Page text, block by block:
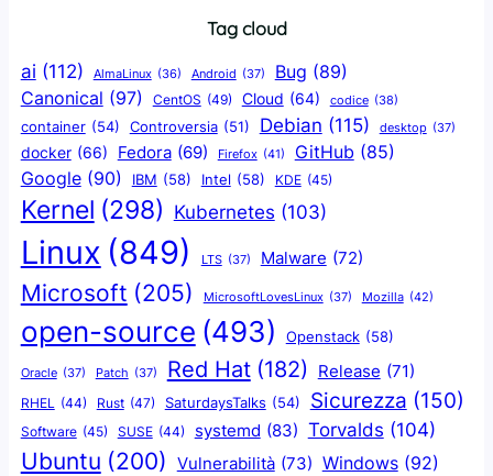
Tag cloud
ai (112) AlmaLinux (36) Android (37) Bug (89)
Canonical (97) CentOS (49) Cloud (64) codice (38)
container (54) Controversia (51) Debian (115) desktop (37)
docker (66) Fedora (69) Firefox (41) GitHub (85)
Google (90) IBM (58) Intel (58) KDE (45)
Kernel (298) Kubernetes (103)
Linux (849) LTS (37) Malware (72)
Microsoft (205) MicrosoftLovesLinux (37) Mozilla (42)
open-source (493) Openstack (58)
Oracle (37) Patch (37) Red Hat (182) Release (71)
RHEL (44) Rust (47) SaturdaysTalks (54) Sicurezza (150)
Software (45) SUSE (44) systemd (83) Torvalds (104)
Ubuntu (200) Vulnerabilità (73) Windows (92)